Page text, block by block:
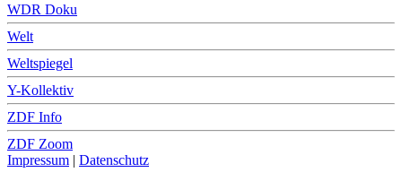
WDR Doku
Welt
Weltspiegel
Y-Kollektiv
ZDF Info
ZDF Zoom
Impressum | Datenschutz